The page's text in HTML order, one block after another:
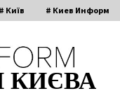
# Київ # Киев Информ
КИЄВА